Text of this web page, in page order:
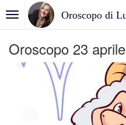
Oroscopo di
Oroscopo 23